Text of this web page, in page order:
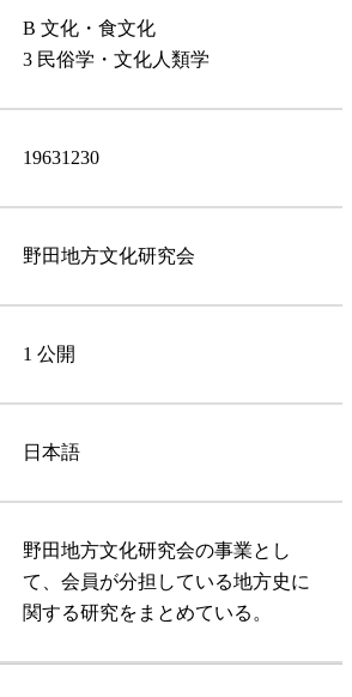
B 文化・食文化
3 民俗学・文化人類学
19631230
野田地方文化研究会
1 公開
日本語
野田地方文化研究会の事業とし
て、会員が分担している地方史に
関する研究をまとめている。